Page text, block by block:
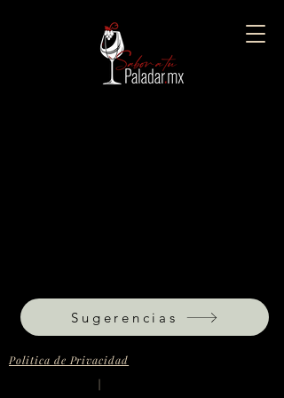
Sugerencias
Politica de Privacidad
|